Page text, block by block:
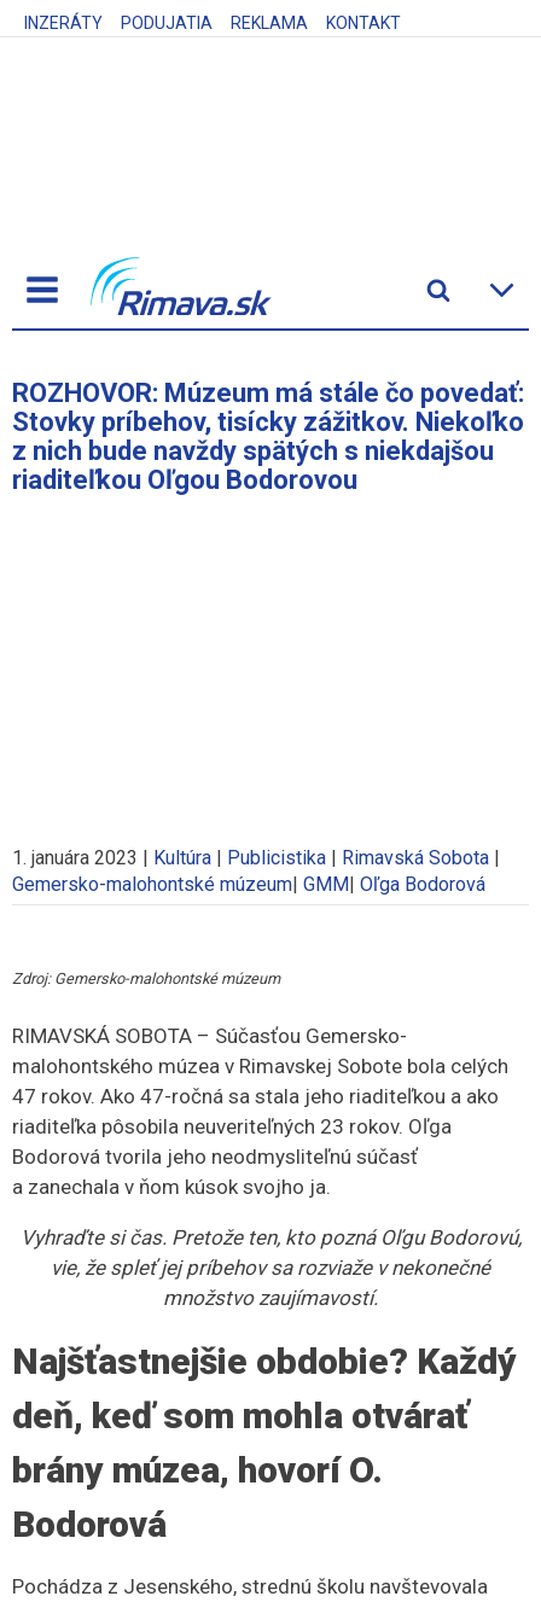
INZERÁTY PODUJATIA REKLAMA KONTAKT
ROZHOVOR: Múzeum má stále čo povedať:
Stovky príbehov, tisícky zážitkov. Niekoľko
z nich bude navždy spätých s niekdajšou
riaditeľkou Oľgou Bodorovou
1. januára 2023 | Kultúra | Publicistika | Rimavská Sobota |
Gemersko-malohontské múzeum| GMM| Oľga Bodorová
Zdroj: Gemersko-malohontské múzeum
RIMAVSKÁ SOBOTA – Súčasťou Gemersko-
malohontského múzea v Rimavskej Sobote bola celých
47 rokov. Ako 47-ročná sa stala jeho riaditeľkou a ako
riaditeľka pôsobila neuveriteľných 23 rokov. Oľga
Bodorová tvorila jeho neodmysliteľnú súčasť
a zanechala v ňom kúsok svojho ja.
Vyhraďte si čas. Pretože ten, kto pozná Oľgu Bodorovú,
vie, že spleť jej príbehov sa rozviaže v nekonečné
množstvo zaujímavostí.
Najšťastnejšie obdobie? Každý
deň, keď som mohla otvárať
brány múzea, hovorí O.
Bodorová
Pochádza z Jesenského, strednú školu navštevovala